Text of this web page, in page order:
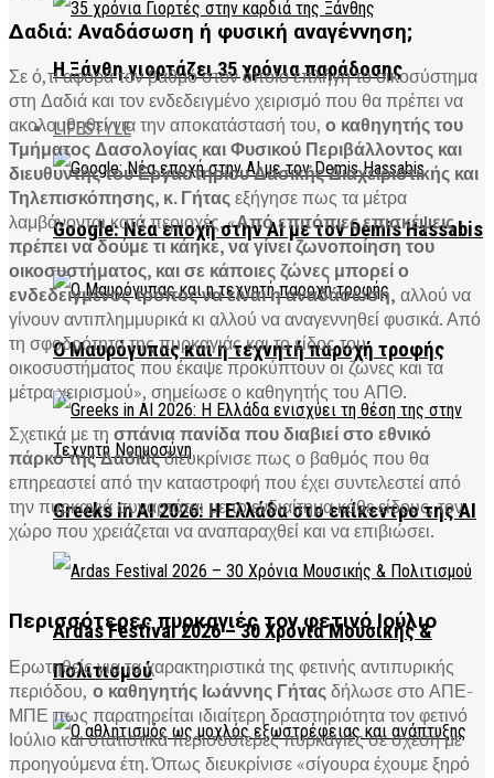
Η Ξάνθη γιορτάζει 35 χρόνια παράδοσης
LIFESTYLE
Google: Νέα εποχή στην AI με τον Demis Hassabis
Ο Μαυρόγυπας και η τεχνητή παροχή τροφής
Greeks in AI 2026: Η Ελλάδα στο επίκεντρο της AI
Ardas Festival 2026 – 30 Χρόνια Μουσικής &
Πολιτισμού
Δαδιά: Αναδάσωση ή φυσική αναγέννηση;
Σε ό,τι αφορά τον βαθμό στον οποίο επλήγη το οικοσύστημα
στη Δαδιά και τον ενδεδειγμένο χειρισμό που θα πρέπει να
ακολουθηθεί για την αποκατάστασή του, ο καθηγητής του
Τμήματος Δασολογίας και Φυσικού Περιβάλλοντος και
διευθυντής του Εργαστηρίου Δασικής Διαχειριστικής και
Τηλεπισκόπησης, κ. Γήταςεξήγησε πως τα μέτρα
λαμβάνονται κατά περιοχές. «Από επιτόπιες επισκέψεις
πρέπει να δούμε τι κάηκε, να γίνει ζωνοποίηση του
οικοσυστήματος, και σε κάποιες ζώνες μπορεί ο
ενδεδειγμένος τρόπος να είναι η αναδάσωση, αλλού να
γίνουν αντιπλημμυρικά κι αλλού να αναγεννηθεί φυσικά. Από
τη σφοδρότητα της πυρκαγιάς και το είδος του
οικοσυστήματος που έκαψε προκύπτουν οι ζώνες και τα
μέτρα χειρισμού», σημείωσε ο καθηγητής του ΑΠΘ.
Σχετικά με τη σπάνια πανίδα που διαβιεί στο εθνικό
πάρκο της Δαδιάςδιευκρίνισε πως ο βαθμός που θα
επηρεαστεί από την καταστροφή που έχει συντελεστεί από
την πυρκαγιά συναρτάται με το ενδιαίτημα κάθε είδους, τον
χώρο που χρειάζεται να αναπαραχθεί και να επιβιώσει.
Περισσότερες πυρκαγιές τον φετινό Ιούλιο
Ερωτηθείς για τα χαρακτηριστικά της φετινής αντιπυρικής
περιόδου, ο καθηγητής Ιωάννης Γήταςδήλωσε στο ΑΠΕ-
ΜΠΕ πως παρατηρείται ιδιαίτερη δραστηριότητα τον φετινό
Ιούλιο και στατιστικά περισσότερες πυρκαγιές σε σχέση με
προηγούμενα έτη. Όπως διευκρίνισε «σίγουρα έχουμε ξηρό